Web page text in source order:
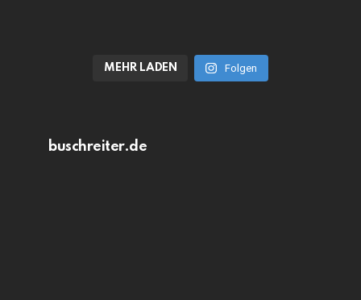
MEHR LADEN Folgen
buschreiter.de